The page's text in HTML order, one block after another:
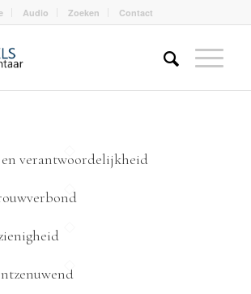
Audio Zoeken Contact
en verantwoordelijkheid